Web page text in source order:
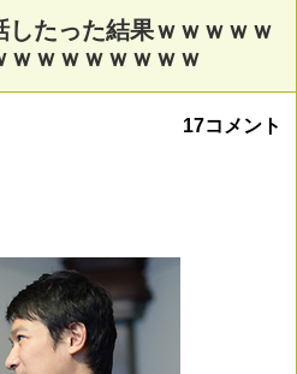
したった結果ｗｗｗｗｗ
ｗｗｗｗｗｗｗｗ
17コメント